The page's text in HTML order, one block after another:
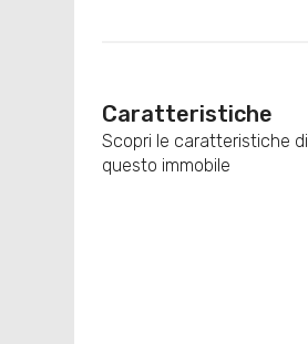
Caratteristiche
Scopri le caratteristiche di
questo immobile